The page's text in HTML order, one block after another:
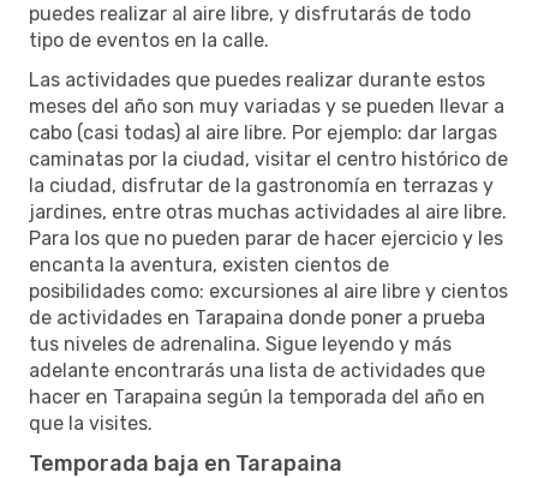
puedes realizar al aire libre, y disfrutarás de todo
tipo de eventos en la calle.
Las actividades que puedes realizar durante estos
meses del año son muy variadas y se pueden llevar a
cabo (casi todas) al aire libre. Por ejemplo: dar largas
caminatas por la ciudad, visitar el centro histórico de
la ciudad, disfrutar de la gastronomía en terrazas y
jardines, entre otras muchas actividades al aire libre.
Para los que no pueden parar de hacer ejercicio y les
encanta la aventura, existen cientos de
posibilidades como: excursiones al aire libre y cientos
de actividades en Tarapaina donde poner a prueba
tus niveles de adrenalina. Sigue leyendo y más
adelante encontrarás una lista de actividades que
hacer en Tarapaina según la temporada del año en
que la visites.
Temporada baja en Tarapaina